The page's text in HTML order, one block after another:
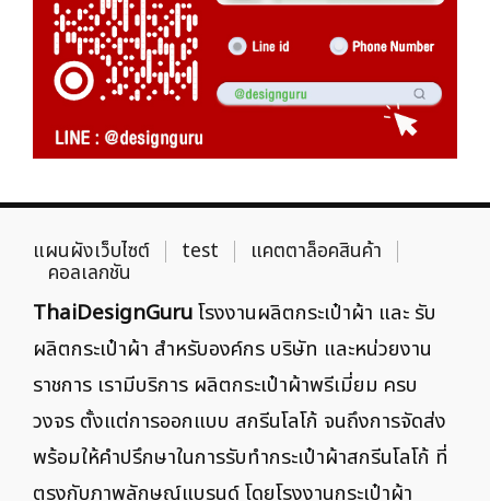
แผนผังเว็บไซต์ test แคตตาล็อคสินค้า
คอลเลกชัน
ThaiDesignGuruโรงงานผลิตกระเป๋าผ้า และ รับ
ผลิตกระเป๋าผ้า สำหรับองค์กร บริษัท และหน่วยงาน
ราชการ เรามีบริการ ผลิตกระเป๋าผ้าพรีเมี่ยม ครบ
วงจร ตั้งแต่การออกแบบ สกรีนโลโก้ จนถึงการจัดส่ง
พร้อมให้คำปรึกษาในการรับทำกระเป๋าผ้าสกรีนโลโก้ ที่
ตรงกับภาพลักษณ์แบรนด์ โดยโรงงานกระเป๋าผ้า